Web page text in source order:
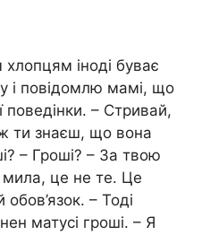
іноді буває
і повідомлю мамі, що
поведінки. – Стривай,
ти знаєш, що вона
– Гроші? – За твою
мила, це не те. Це
– Тоді
матусі гроші. – Я